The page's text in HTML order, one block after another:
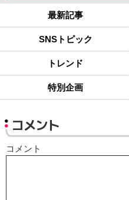
最新記事
SNSトピック
トレンド
特別企画
コメント
コメント